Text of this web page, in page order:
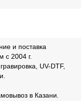
и поставка
с 2004 г.
UV-DTF,
в Казани.